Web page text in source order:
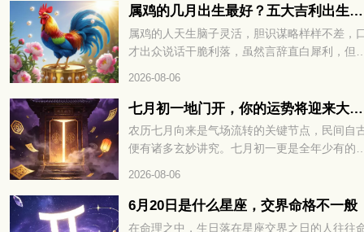
哪些？接下来咱们就详细说一说。
属鸡的几月出生最好？五大吉利出生月份完整解读
属鸡的人天生脑子灵活，胆识谋略样样不差，
才出众说话干脆利落，虽然言辞直白犀利，但
不过骨子里好胜心比较强，凡事总爱分出高下
在传统说法里，属鸡人不同月份降生，先天性
与整体运势差别很大，不少属鸡朋友都好奇，
细讲讲。
2026-08-06
七月初一地门开，你的运势将迎来大转折
农历七月向来是气场流转的关键节点，民间自
便有诸多玄妙讲究。七月初一更是全年少有的
半年的运势密码。冥冥之中自有定数，七月初
地门开，你的运势将迎来大转折。想知道究竟
2026-08-06
6月20日是什么星座，交界命格不一般
在命理之中，生日落在星座交界之日的人往往